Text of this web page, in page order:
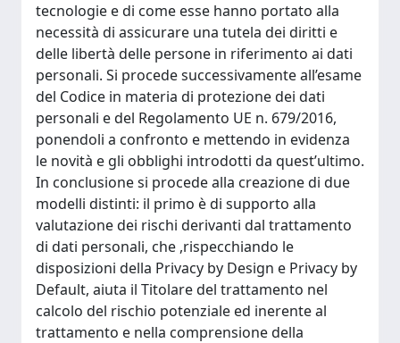
tecnologie e di come esse hanno portato alla
necessità di assicurare una tutela dei diritti e
delle libertà delle persone in riferimento ai dati
personali. Si procede successivamente all’esame
del Codice in materia di protezione dei dati
personali e del Regolamento UE n. 679/2016,
ponendoli a confronto e mettendo in evidenza
le novità e gli obblighi introdotti da quest’ultimo.
In conclusione si procede alla creazione di due
modelli distinti: il primo è di supporto alla
valutazione dei rischi derivanti dal trattamento
di dati personali, che ,rispecchiando le
disposizioni della Privacy by Design e Privacy by
Default, aiuta il Titolare del trattamento nel
calcolo del rischio potenziale ed inerente al
trattamento e nella comprensione della